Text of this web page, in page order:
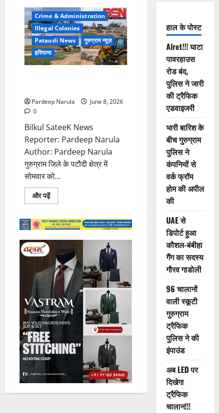
Crime & Administration
Illegal Colonies
Pataudi News
गुरुग्राम न्यूज़
हरियाणा
Pardeep Narula
June 8, 2026
0
Bilkul SateeK News
Reporter: Pardeep Narula
Author: Pardeep Narula
गुरुग्राम जिले के पटौदी क्षेत्र में
सोमवार को...
और पढ़ेंRead
more
में
अवैध
बुलडोजर,
7.5
एकड़
में
कार्रवाई!!!
हाल के पोस्ट
Alret!!! घाटा
पावरहाउस
रोड बंद,
पुलिस ने जारी
की ट्रैफिक
एडवाइजरी
भारी बारिश के
बीच गुरुग्राम
पुलिस ने
कंपनियों से
वर्क फ्रॉम
होम की अपील
की
UAE से
डिपोर्ट हुआ
कौशल-बंबीहा
गैंग का सदस्य
गौरव गाडोली
96 चालानों
वाली स्कूटी
गुरुग्राम
ट्रैफिक
पुलिस ने की
इंपाउंड
अब LED पर
दिखेगा
ट्रैफिक
चालान!!!